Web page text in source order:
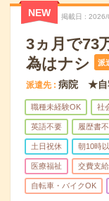
NEW 掲載日 2026/
3ヵ月で73
為はナシ
派
派遣先 病院 ★自
職種未経験OK 社
英語不要 履歴書
土日祝休 朝10時
医療福祉 交費支給
自転車・バイクOK